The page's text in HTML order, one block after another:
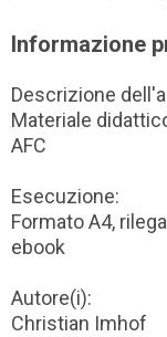
Informazione
Descrizione
Materiale
AFC
Esecuzione:
Formato A4,
ebook
Autore(i):
Christian Imhof